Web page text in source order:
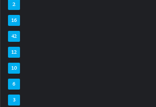
2
16
42
12
10
6
3